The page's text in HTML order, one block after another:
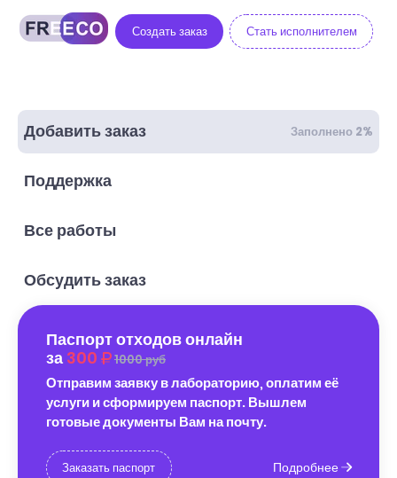
Создать заказ Стать исполнителем
Добавить заказ Заполнено 2%
Поддержка
Все работы
Обсудить заказ
Паспорт отходов онлайн
за 300 1000 руб
Отправим заявку в лабораторию, оплатим её
услуги и сформируем паспорт. Вышлем
готовые документы Вам на почту.
Заказать паспорт Подробнее